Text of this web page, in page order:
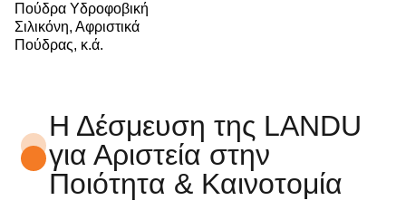
Πούδρα Υδροφοβική
Σιλικόνη, Αφριστικά
Πούδρας, κ.ά.
Η Δέσμευση της LANDU
για Αριστεία στην
Ποιότητα & Καινοτομία